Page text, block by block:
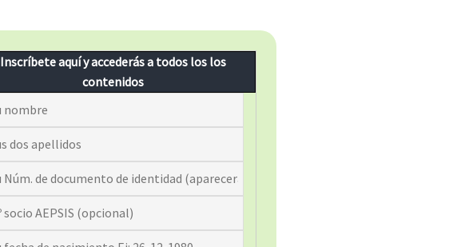
Inscríbete aquí y accederás a todos los los
contenidos